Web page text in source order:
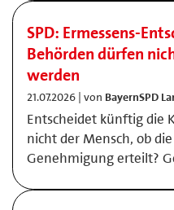
SPD: Ermessens-
Behörden dürfen
werden
21.07.2026 | von BayernSPD
Entscheidet künftig die
nicht der Mensch, ob
Genehmigung erteilt?